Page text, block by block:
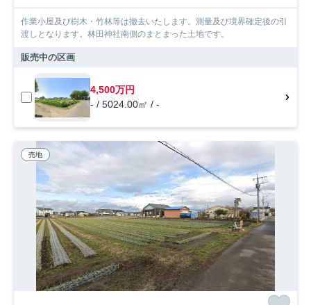
作業小屋及び樹木・竹林等は撤去いたします。測量及び境界確定後の引
渡しとなります。林田神社南側のまとまった土地です。
販売中の区画
4,500万円
- / 5024.00㎡ / -
売地